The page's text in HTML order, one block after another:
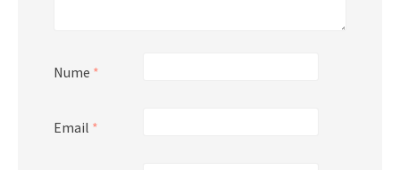
Nume *
Email *